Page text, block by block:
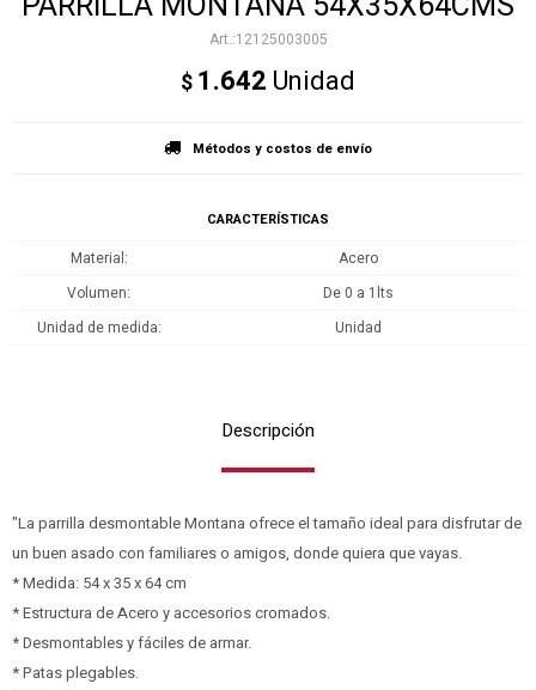
12125003005
$ 1.642 Unidad
Métodos y costos de envío
CARACTERÍSTICAS
Material
Acero
Volumen
De 0 a 1lts
Unidad de medida
Unidad
Descripción
"La parrilla desmontable Montana ofrece el tamaño ideal para disfrutar de
un buen asado con familiares o amigos, donde quiera que vayas.
* Medida: 54 x 35 x 64 cm
* Estructura de Acero y accesorios cromados.
* Desmontables y fáciles de armar.
* Patas plegables.